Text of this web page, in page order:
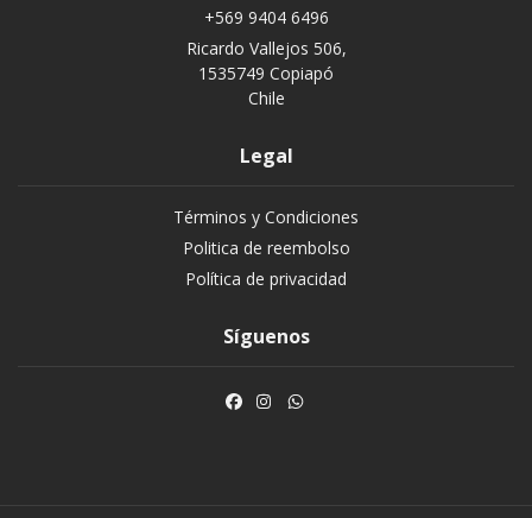
+569 9404 6496
Ricardo Vallejos 506,
1535749 Copiapó
Chile
Legal
Términos y Condiciones
Politica de reembolso
Política de privacidad
Síguenos